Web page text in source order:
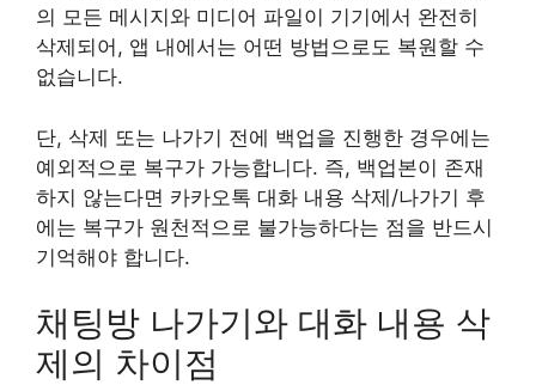
의 모든 메시지와 미디어 파일이 기기에서 완전히
삭제되어, 앱 내에서는 어떤 방법으로도 복원할 수
없습니다.
단, 삭제 또는 나가기 전에 백업을 진행한 경우에는
예외적으로 복구가 가능합니다. 즉, 백업본이 존재
하지 않는다면 카카오톡 대화 내용 삭제/나가기 후
에는 복구가 원천적으로 불가능하다는 점을 반드시
기억해야 합니다.
채팅방 나가기와 대화 내용 삭
제의 차이점